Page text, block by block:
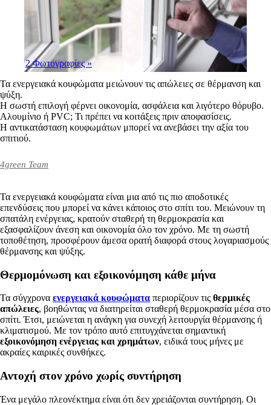
2 Φωτογραφίες»
Τα ενεργειακά κουφώματα μειώνουν τις απώλειες σε θέρμανση και
ψύξη.
Η σωστή επιλογή φέρνει οικονομία, ασφάλεια και λιγότερο θόρυβο.
Αλουμίνιο ή PVC; Τι πρέπει να κοιτάξεις πριν αποφασίσεις.
Η αντικατάσταση κουφωμάτων μπορεί να ανεβάσει την αξία του
σπιτιού.
4green Team
Τα ενεργειακά κουφώματα είναι μια από τις πιο αποδοτικές
επενδύσεις που μπορεί να κάνει κάποιος στο σπίτι του. Μειώνουν τη
σπατάλη ενέργειας, κρατούν σταθερή τη θερμοκρασία και
εξασφαλίζουν άνεση και οικονομία όλο τον χρόνο. Με τη σωστή
τοποθέτηση, προσφέρουν άμεσα ορατή διαφορά στους λογαριασμούς
θέρμανσης και ψύξης.
Θερμομόνωση και εξοικονόμηση κάθε μήνα
Τα σύγχρονα ενεργειακά κουφώματα περιορίζουν τις θερμικές
απώλειες, βοηθώντας να διατηρείται σταθερή θερμοκρασία μέσα στο
σπίτι. Έτσι, μειώνεται η ανάγκη για συνεχή λειτουργία θέρμανσης ή
κλιματισμού. Με τον τρόπο αυτό επιτυγχάνεται σημαντική
εξοικονόμηση ενέργειας και χρημάτων, ειδικά τους μήνες με
ακραίες καιρικές συνθήκες.
Αντοχή στον χρόνο χωρίς συντήρηση
Ένα μεγάλο πλεονέκτημα είναι ότι δεν χρειάζονται συντήρηση. Οι